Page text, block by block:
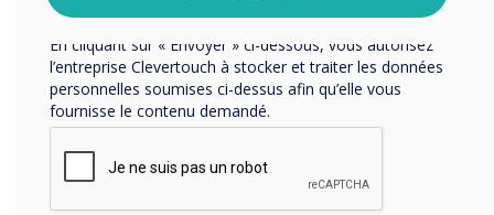
Clevertouch Digital Signage
a développé une plate-
forme facile à utiliser qui a
des modèles de conception
de la vie privée.
En cliquant sur « Envoyer » ci-dessous, vous autorisez
l’entreprise Clevertouch à stocker et traiter les données
personnelles soumises ci-dessus afin qu’elle vous
fournisse le contenu demandé.